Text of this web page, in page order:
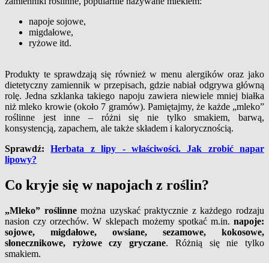
napoje sojowe,
migdałowe,
ryżowe itd.
Produkty te sprawdzają się również w menu alergików oraz jako
dietetyczny zamiennik w przepisach, gdzie nabiał odgrywa główną
rolę. Jedna szklanka takiego napoju zawiera niewiele mniej białka
niż mleko krowie (około 7 gramów). Pamiętajmy, że każde „mleko”
roślinne jest inne – różni się nie tylko smakiem, barwą,
konsystencją, zapachem, ale także składem i kalorycznością.
Sprawdź:Herbata z lipy - właściwości. Jak zrobić napar
lipowy?
Co kryje się w napojach z roślin?
„Mleko” roślinnemożna uzyskać praktycznie z każdego rodzaju
nasion czy orzechów. W sklepach możemy spotkać m.in. napoje:
sojowe, migdałowe, owsiane, sezamowe, kokosowe,
słonecznikowe, ryżowe czy gryczane. Różnią się nie tylko
smakiem.